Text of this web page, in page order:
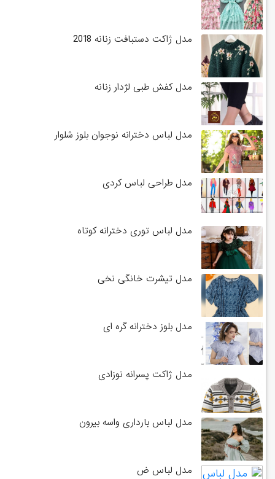
مدل ژاکت دستبافت زنانه 2018
مدل کفش طبی لژدار زنانه
مدل لباس دخترانه نوجوان بلوز شلوار
مدل طراحی لباس کردی
مدل لباس توری دخترانه کوتاه
مدل تیشرت خانگی نخی
مدل بلوز دخترانه گره ای
مدل ژاکت پسرانه نوزادی
مدل لباس بارداری واسه بیرون
مدل لباس ض